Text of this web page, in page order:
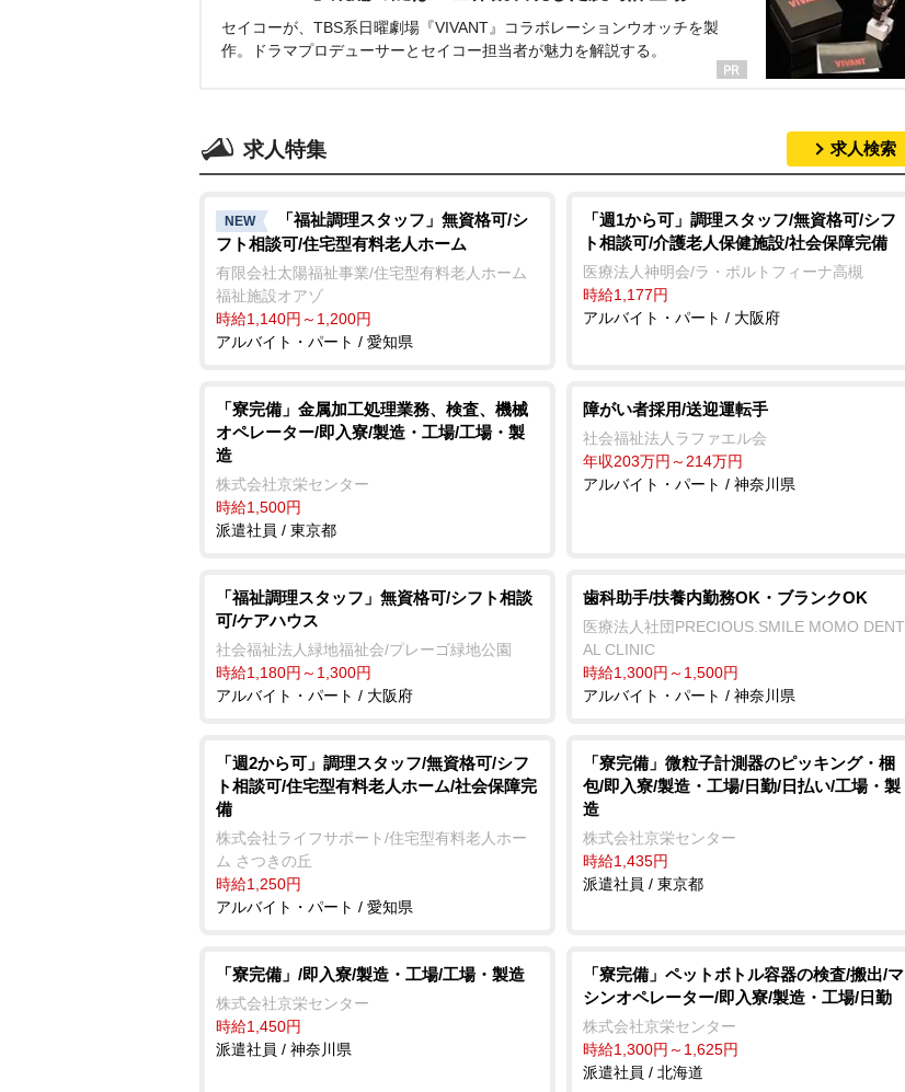
セイコーが、TBS系日曜劇場『VIVANT』コラボレーションウオッチを製
作。ドラマプロデューサーとセイコー担当者が魅力を解説する。
求人特集 求人検索
NEW
「福祉調理スタッフ」無資格可/シ
フト相談可/住宅型有料老人ホーム
有限会社太陽福祉事業/住宅型有料老人ホーム
福祉施設オアゾ
時給1,140円～1,200円
アルバイト・パート / 愛知県
「週1から可」調理スタッフ/無資格可/シフ
ト相談可/介護老人保健施設/社会保障完備
医療法人神明会/ラ・ポルトフィーナ高槻
時給1,177円
アルバイト・パート / 大阪府
「寮完備」金属加工処理業務、検査、機械
オペレーター/即入寮/製造・工場/工場・製
造
株式会社京栄センター
時給1,500円
派遣社員 / 東京都
障がい者採用/送迎運転手
社会福祉法人ラファエル会
年収203万円～214万円
アルバイト・パート / 神奈川県
「福祉調理スタッフ」無資格可/シフト相談
可/ケアハウス
社会福祉法人緑地福祉会/プレーゴ緑地公園
時給1,180円～1,300円
アルバイト・パート / 大阪府
歯科助手/扶養内勤務OK・ブランクOK
医療法人社団PRECIOUS.SMILE MOMO DENT
AL CLINIC
時給1,300円～1,500円
アルバイト・パート / 神奈川県
「週2から可」調理スタッフ/無資格可/シフ
ト相談可/住宅型有料老人ホーム/社会保障完
備
株式会社ライフサポート/住宅型有料老人ホー
ム さつきの丘
時給1,250円
アルバイト・パート / 愛知県
「寮完備」微粒子計測器のピッキング・梱
包/即入寮/製造・工場/日勤/日払い/工場・製
造
株式会社京栄センター
時給1,435円
派遣社員 / 東京都
「寮完備」/即入寮/製造・工場/工場・製造
株式会社京栄センター
時給1,450円
派遣社員 / 神奈川県
「寮完備」ペットボトル容器の検査/搬出/マ
シンオペレーター/即入寮/製造・工場/日勤
株式会社京栄センター
時給1,300円～1,625円
派遣社員 / 北海道